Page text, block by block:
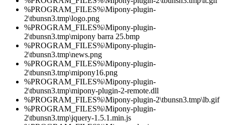
%PROGRAM_FILES%\Mipony-plugin-
2\tbunsn3.tmp\logo.png
%PROGRAM_FILES%\Mipony-plugin-
2\tbunsn3.tmp\mipony barra 25.bmp
%PROGRAM_FILES%\Mipony-plugin-
2\tbunsn3.tmp\news.png
%PROGRAM_FILES%\Mipony-plugin-
2\tbunsn3.tmp\mipony16.png
%PROGRAM_FILES%\Mipony-plugin-
2\tbunsn3.tmp\mipony-plugin-2-remote.dll
%PROGRAM_FILES%\Mipony-plugin-2\tbunsn3.tmp\lb.gif
%PROGRAM_FILES%\Mipony-plugin-
2\tbunsn3.tmp\jquery-1.5.1.min.js